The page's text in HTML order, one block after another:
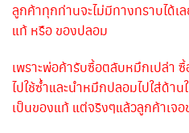
ลูกค้าทุกท่านจะไม่มีทางทราบได้
แท้ หรือ ของปลอม
เพราะพ่อค้ารับซื้อตลับหมึกเปล่า
ไปใช้ซ้ำและนำหมึกปลอมไปใส่ด้า
เป็นของแท้ แต่จริงๆแล้วลูกค้าเจ